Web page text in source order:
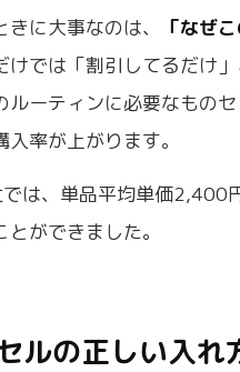
に大事なのは、 「なぜ
けでは「割引してるだけ
ルーティンに必要なもの
率が上がります。
は、単品平均単価
ができました。
ルの正しい入れ